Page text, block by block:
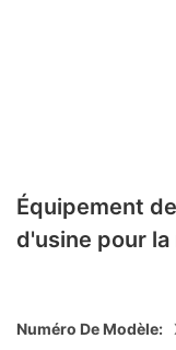
Équipement
d'usine pour la
Numéro De Modèle: